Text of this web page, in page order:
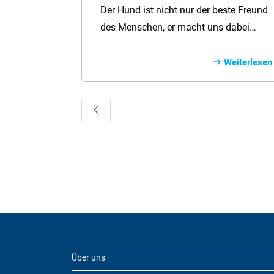
Überblick
Der Hund ist nicht nur der beste Freund
des Menschen, er macht uns dabei
insgesamt glücklicher. So deuten immer
mehr Studien darauf hin, dass die
treuen Vierbeiner weitaus mehr Vorteile
Weiterlesen
Über uns